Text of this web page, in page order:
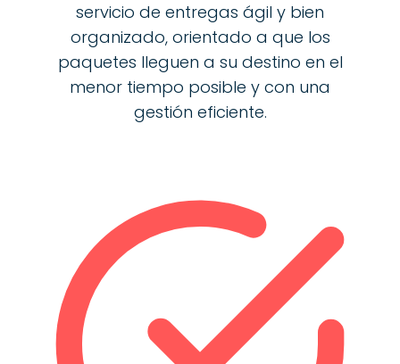
servicio de entregas ágil y bien
organizado, orientado a que los
paquetes lleguen a su destino en el
menor tiempo posible y con una
gestión eficiente.